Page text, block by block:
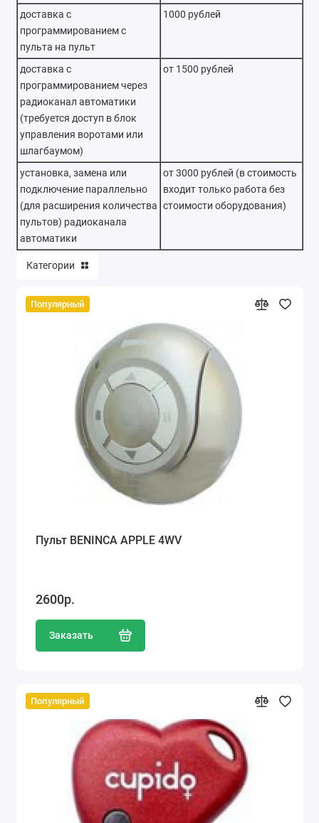
Показать все
доставка с
программированием с
пульта на пульт
1000 рублей
доставка с
программированием через
радиоканал автоматики
(требуется доступ в блок
управления воротами или
шлагбаумом)
от 1500 рублей
установка, замена или
подключение параллельно
(для расширения количества
пультов) радиоканала
автоматики
от 3000 рублей (в стоимость
входит только работа без
стоимости оборудования)
Категории
Популярный
Пульт BENINCA APPLE 4WV
2600р.
Заказать
Популярный